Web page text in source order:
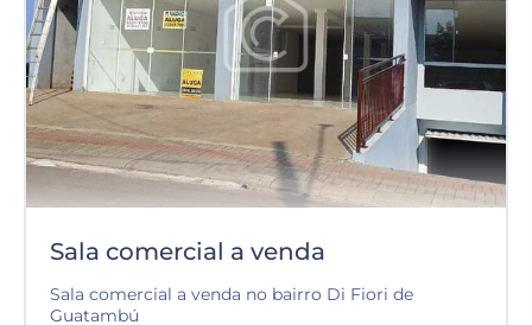
Sala comercial a venda
Sala comercial a venda no bairro Di Fiori de
Guatambú